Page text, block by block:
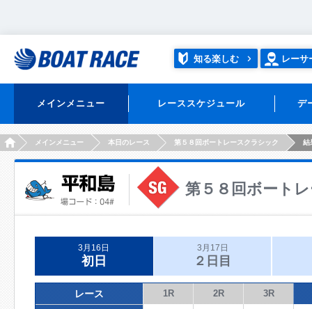
知る楽しむ レーサ
メインメニュー レーススケジュール デ
HOMEメインメニュー 本日のレース 第５８回ボートレースクラシック 結
第５８回ボート
3月16日
初日
3月17日
２日目
レース 1R 2R 3R